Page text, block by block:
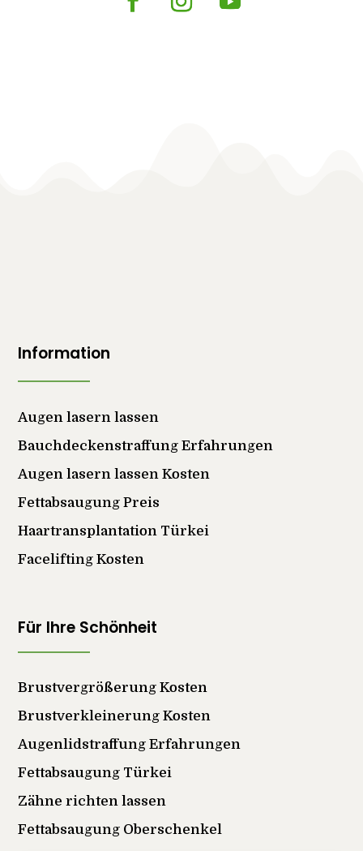
Information
Augen lasern lassen
Bauchdeckenstraffung Erfahrungen
Augen lasern lassen Kosten
Fettabsaugung Preis
Haartransplantation Türkei
Facelifting Kosten
Für Ihre Schönheit
Brustvergrößerung Kosten
Brustverkleinerung Kosten
Augenlidstraffung Erfahrungen
Fettabsaugung Türkei
Zähne richten lassen
Fettabsaugung Oberschenkel